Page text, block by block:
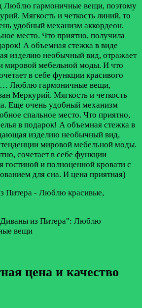
Люблю гармоничные вещи, поэтому
Мягкость и четкость линий, то
удобный механизм аккордеон.
место. Что приятно, получила
А объемная стежка в виде
изделию необычный вид, отражает
мировой мебельной моды. И что
в себе функции красивого
Люблю гармоничные вещи,
Меркурий. Мягкость и четкость
Еще очень удобный механизм
спальное место. Что приятно,
в подарок! А объемная стежка в
изделию необычный вид,
мировой мебельной моды.
сочетает в себе функции
гостиной и полноценной кровати с
для сна. И цена приятная)
цена и качество